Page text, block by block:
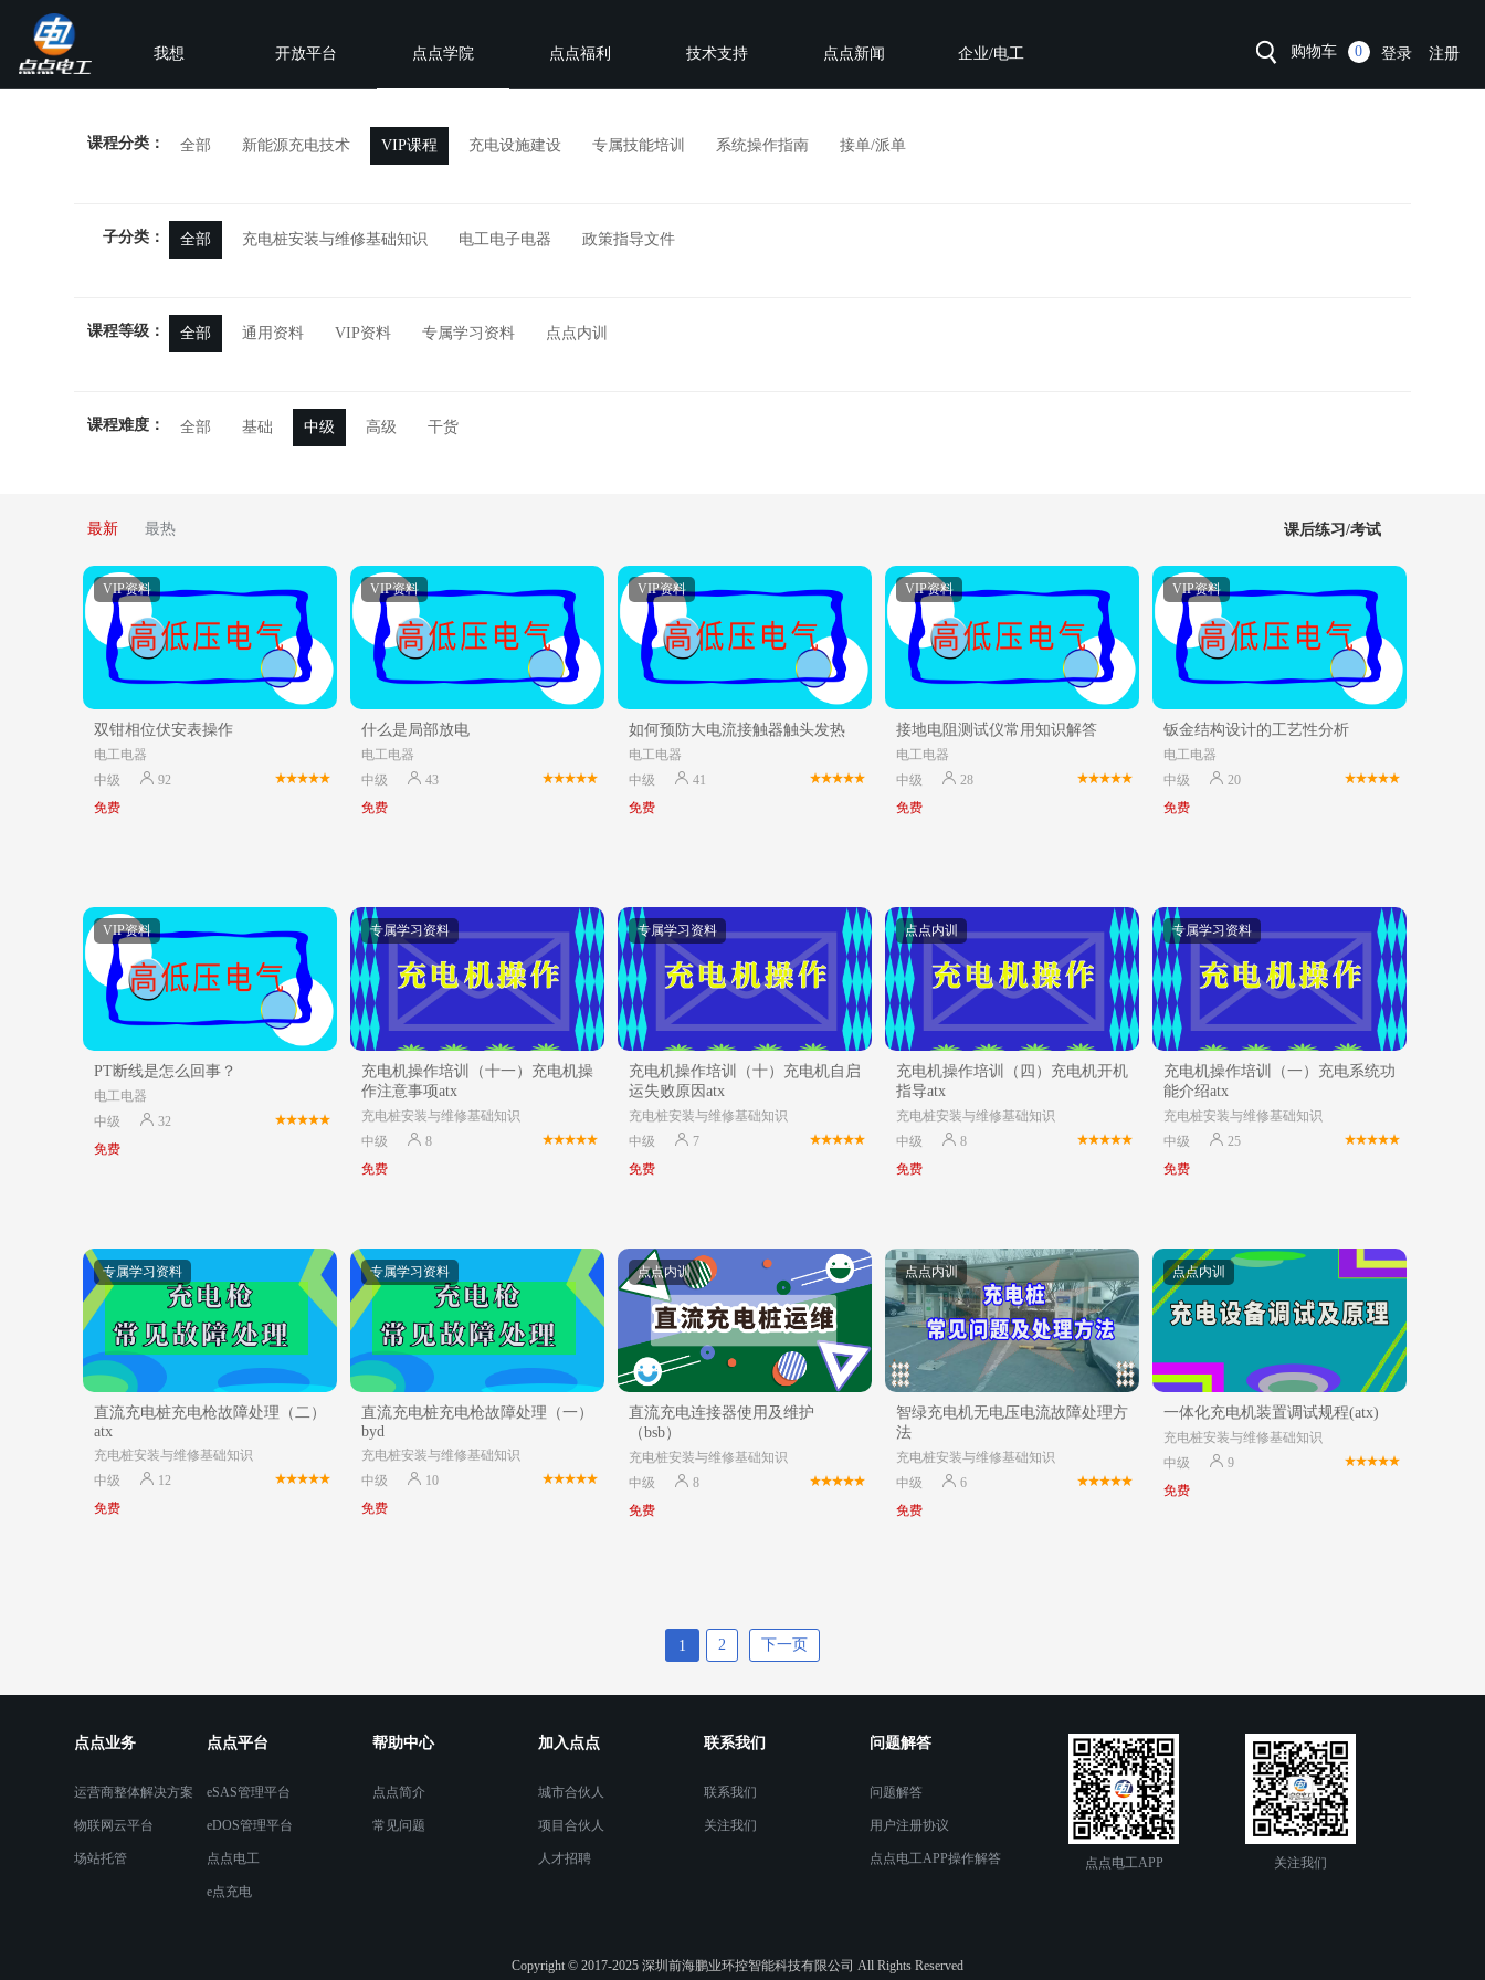
登录 注册
购物车 0
我想 开放平台 点点学院 点点福利 技术支持 点点新闻 企业/电工
课程分类： 全部 新能源充电技术 VIP课程 充电设施建设 专属技能培训 系统操作指南 接单/派单
子分类： 全部 充电桩安装与维修基础知识 电工电子电器 政策指导文件
课程等级： 全部 通用资料 VIP资料 专属学习资料 点点内训
课程难度： 全部 基础 中级 高级 干货
最新 最热 课后练习/考试
VIP资料
双钳相位伏安表操作
电工电器
中级
92
免费
VIP资料
什么是局部放电
电工电器
中级
43
免费
VIP资料
如何预防大电流接触器触头发热
电工电器
中级
41
免费
VIP资料
接地电阻测试仪常用知识解答
电工电器
中级
28
免费
VIP资料
钣金结构设计的工艺性分析
电工电器
中级
20
免费
VIP资料
PT断线是怎么回事？
电工电器
中级
32
免费
专属学习资料
充电机操作培训（十一）充电机操
作注意事项atx
充电桩安装与维修基础知识
中级
8
免费
专属学习资料
充电机操作培训（十）充电机自启
运失败原因atx
充电桩安装与维修基础知识
中级
7
免费
点点内训
充电机操作培训（四）充电机开机
指导atx
充电桩安装与维修基础知识
中级
8
免费
专属学习资料
充电机操作培训（一）充电系统功
能介绍atx
充电桩安装与维修基础知识
中级
25
免费
专属学习资料
直流充电桩充电枪故障处理（二）
atx
充电桩安装与维修基础知识
中级
12
免费
专属学习资料
直流充电桩充电枪故障处理（一）
byd
充电桩安装与维修基础知识
中级
10
免费
点点内训
直流充电连接器使用及维护
（bsb）
充电桩安装与维修基础知识
中级
8
免费
点点内训
智绿充电机无电压电流故障处理方
法
充电桩安装与维修基础知识
中级
6
免费
点点内训
一体化充电机装置调试规程(atx)
充电桩安装与维修基础知识
中级
9
免费
1 2 下一页
点点业务
运营商整体解决方案
物联网云平台
场站托管
点点平台
eSAS管理平台
eDOS管理平台
点点电工
e点充电
帮助中心
点点简介
常见问题
加入点点
城市合伙人
项目合伙人
人才招聘
联系我们
联系我们
关注我们
问题解答
问题解答
用户注册协议
点点电工APP操作解答 点点电工APP 关注我们
Copyright © 2017-2025 深圳前海鹏业环控智能科技有限公司 All Rights Reserved